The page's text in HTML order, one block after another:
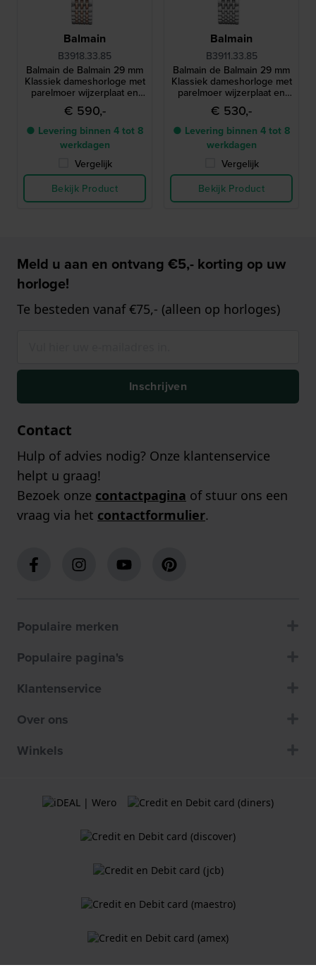
Balmain
B3918.33.85
Balmain de Balmain 29 mm
Klassiek dameshorloge met
parelmoer wijzerplaat en
diamanten uren-indexen
€ 590,-
● Levering binnen 4 tot 8
werkdagen
Vergelijk
Bekijk Product
Balmain
B3911.33.85
Balmain de Balmain 29 mm
Klassiek dameshorloge met
parelmoer wijzerplaat en
diamanten uren-indexen
€ 530,-
● Levering binnen 4 tot 8
werkdagen
Vergelijk
Bekijk Product
Meld u aan en ontvang €5,- korting op uw
horloge!
Te besteden vanaf €75,- (alleen op horloges)
Inschrijven
Contact
Hulp of advies nodig? Onze klantenservice
helpt u graag!
Bezoek onze contactpagina of stuur ons een
vraag via het contactformulier.
Populaire merken
Populaire pagina's
Klantenservice
Over ons
Winkels